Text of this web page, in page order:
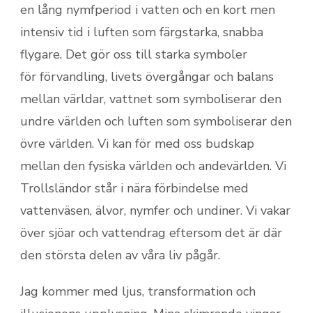
en lång nymfperiod i vatten och en kort men
intensiv tid i luften som färgstarka, snabba
flygare. Det gör oss till starka symboler
för förvandling, livets övergångar och balans
mellan världar, vattnet som symboliserar den
undre världen och luften som symboliserar den
övre världen. Vi kan för med oss budskap
mellan den fysiska världen och andevärlden. Vi
Trollsländor står i nära förbindelse med
vattenväsen, älvor, nymfer och undiner. Vi vakar
över sjöar och vattendrag eftersom det är där
den största delen av våra liv pågår.
Jag kommer med ljus, transformation och